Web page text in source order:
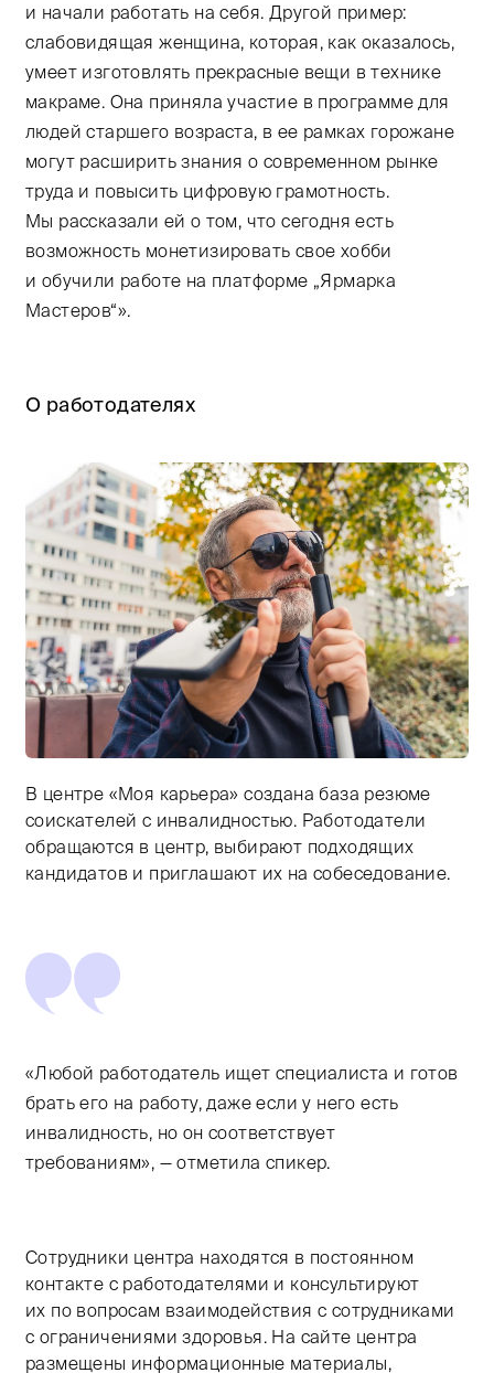
и начали работать на себя. Другой пример:
слабовидящая женщина, которая, как оказалось,
умеет изготовлять прекрасные вещи в технике
макраме. Она приняла участие в программе для
людей старшего возраста, в ее рамках горожане
могут расширить знания о современном рынке
труда и повысить цифровую грамотность.
Мы рассказали ей о том, что сегодня есть
возможность монетизировать свое хобби
и обучили работе на платформе „Ярмарка
Мастеров“».
О работодателях
Тифлокомментарий: цветная фотография. На
В центре «Моя карьера» создана база резюме
соискателей с инвалидностью. Работодатели
обращаются в центр, выбирают подходящих
кандидатов и приглашают их на собеседование.
«Любой работодатель ищет специалиста и готов
брать его на работу, даже если у него есть
инвалидность, но он соответствует
требованиям», — отметила спикер.
Сотрудники центра находятся в постоянном
контакте с работодателями и консультируют
их по вопросам взаимодействия с сотрудниками
с ограничениями здоровья. На сайте центра
размещены информационные материалы,